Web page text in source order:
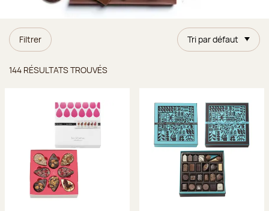
Filtrer Tri par défaut
144 RÉSULTATS TROUVÉS